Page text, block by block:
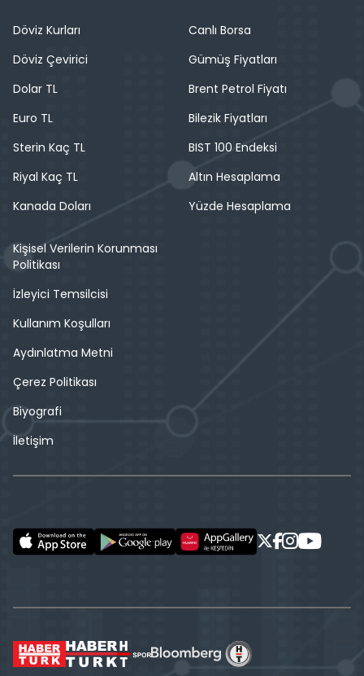
Döviz Kurları
Döviz Çevirici
Dolar TL
Euro TL
Sterin Kaç TL
Riyal Kaç TL
Kanada Doları
Canlı Borsa
Gümüş Fiyatları
Brent Petrol Fiyatı
Bilezik Fiyatları
BIST 100 Endeksi
Altın Hesaplama
Yüzde Hesaplama
Kişisel Verilerin Korunması
Politikası
İzleyici Temsilcisi
Kullanım Koşulları
Aydınlatma Metni
Çerez Politikası
Biyografi
İletişim